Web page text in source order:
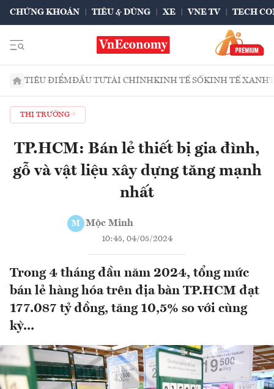
CHỨNG KHOÁN TIÊU & DÙNG XE VNE TV TECH
TIÊU ĐIỂMĐẦU TƯTÀI CHÍNHKINH TẾ SỐKINH TẾ XANH
THỊ TRƯỜNG
TP.HCM: Bán lẻ thiết bị gia đình,
gỗ và vật liệu xây dựng tăng mạnh
nhất
M Mộc Minh
10:45, 04/05/2024
Trong 4 tháng đầu năm 2024, tổng mức
bán lẻ hàng hóa trên địa bàn TP.HCM đạt
177.087 tỷ đồng, tăng 10,5% so với cùng
kỳ...